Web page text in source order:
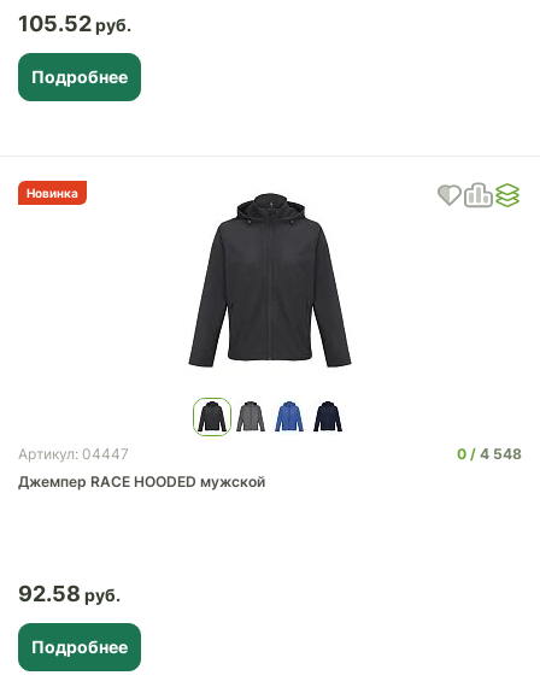
105.52
Подробнее
Новинка
Артикул: 04447 0
4 548
Джемпер RACE HOODED мужской
92.58
Подробнее